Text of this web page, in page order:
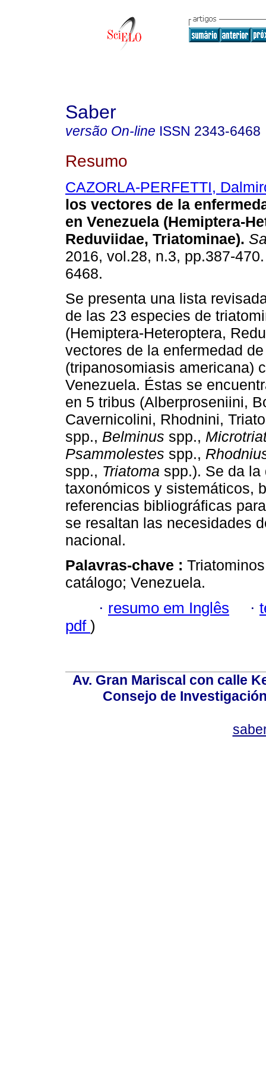
Saber
versão On-line ISSN 2343-6468
Resumo
CAZORLA-PERFETTI,
los vectores de la
en Venezuela (Hemiptera-
Reduviidae, Triatominae).
2016, vol.28, n.3, pp.387-
6468.
Se presenta una lista
de las 23 especies de
(Hemiptera-Heteroptera,
vectores de la enfermedad
(tripanosomiasis americana)
Venezuela. Éstas se
en 5 tribus (Alberproseniini,
Cavernicolini, Rhodnini,
spp., Belminus spp.,
Psammolestes spp.,
spp., Triatoma spp.). Se da
taxonómicos y sistemáticos,
referencias bibliográficas
se resaltan las necesidades
nacional.
Palavras-chave :
catálogo; Venezuela.
· resumo em Inglês ·
pdf )
Av. Gran Mariscal con calle
Consejo de